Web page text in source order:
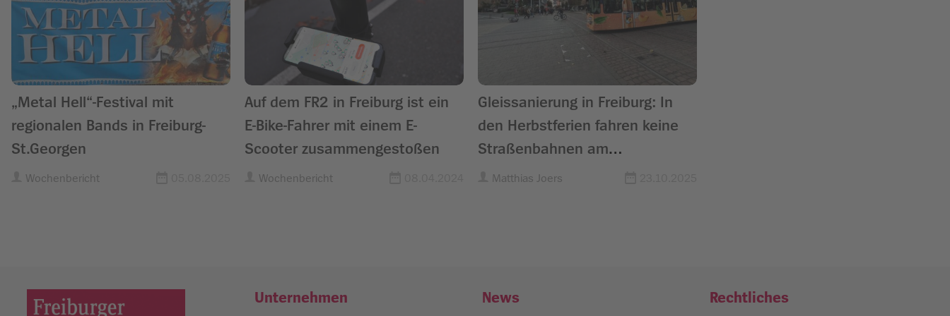
„Metal Hell“-Festival mit
regionalen Bands in Freiburg-
St.Georgen
Wochenbericht
Auf dem FR2 in Freiburg ist ein
E-Bike-Fahrer mit einem E-
Scooter zusammengestoßen
Wochenbericht
Gleissanierung in Freiburg: In
den Herbstferien fahren keine
Straßenbahnen am
Stadttheater
Matthias Joers
Unternehmen News Rechtliches